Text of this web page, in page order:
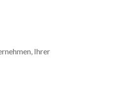
Ihrer